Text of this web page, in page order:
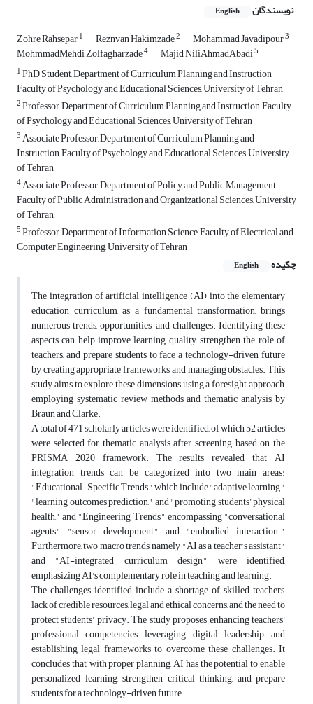
نویسندگان English
Zohre Rahsepar1 Reznvan Hakimzade2 Mohammad Javadipour3
MohmmadMehdi Zolfagharzade4 Majid NiliAhmadAbadi5
1PhD Student, Department of Curriculum Planning and Instruction,
Faculty of Psychology and Educational Sciences, University of Tehran
2Professor, Department of Curriculum Planning and Instruction, Faculty
of Psychology and Educational Sciences, University of Tehran
3Associate Professor, Department of Curriculum Planning and
Instruction, Faculty of Psychology and Educational Sciences, University
of Tehran
4Associate Professor, Department of Policy and Public Management,
Faculty of Public Administration and Organizational Sciences, University
of Tehran
5Professor, Department of Information Science, Faculty of Electrical and
Computer Engineering, University of Tehran
چکیده
English
The integration of artificial intelligence (AI) into the elementary
education curriculum, as a fundamental transformation, brings
numerous trends, opportunities, and challenges. Identifying these
aspects can help improve learning quality, strengthen the role of
teachers, and prepare students to face a technology-driven future
by creating appropriate frameworks and managing obstacles. This
study aims to explore these dimensions using a foresight approach,
employing systematic review methods and thematic analysis by
Braun and Clarke.
A total of 471 scholarly articles were identified, of which 52 articles
were selected for thematic analysis after screening based on the
PRISMA 2020 framework. The results revealed that AI
integration trends can be categorized into two main areas:
"Educational-Specific Trends," which include "adaptive learning,"
"learning outcomes prediction," and "promoting students’ physical
health," and "Engineering Trends," encompassing "conversational
agents," "sensor development," and "embodied interaction."
Furthermore, two macro trends, namely "AI as a teacher’s assistant"
and "AI-integrated curriculum design," were identified,
emphasizing AI's complementary role in teaching and learning.
The challenges identified include a shortage of skilled teachers,
lack of credible resources, legal and ethical concerns, and the need to
protect students' privacy. The study proposes enhancing teachers'
professional competencies, leveraging digital leadership, and
establishing legal frameworks to overcome these challenges. It
concludes that, with proper planning, AI has the potential to enable
personalized learning, strengthen critical thinking, and prepare
students for a technology-driven future.